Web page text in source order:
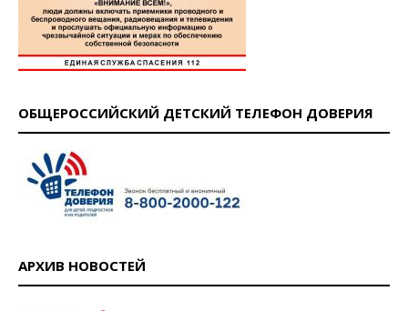
ОБЩЕРОССИЙСКИЙ ДЕТСКИЙ ТЕЛЕФОН ДОВЕРИЯ
АРХИВ НОВОСТЕЙ